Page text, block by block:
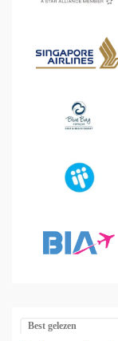
Best gelezen